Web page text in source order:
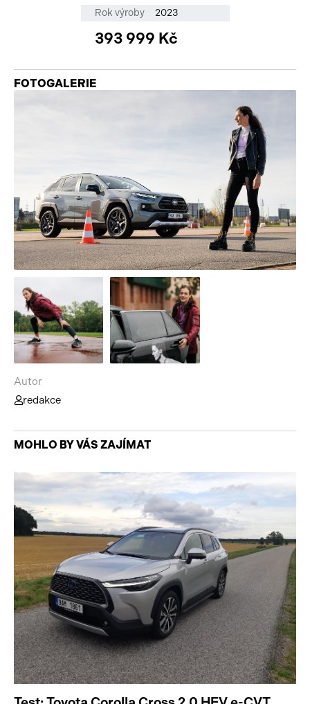
Rok výroby 2023
393 999 Kč
FOTOGALERIE
Autor
redakce
MOHLO BY VÁS ZAJÍMAT